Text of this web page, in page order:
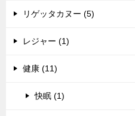
リゲッタカヌー (5)
レジャー (1)
健康 (11)
快眠 (1)